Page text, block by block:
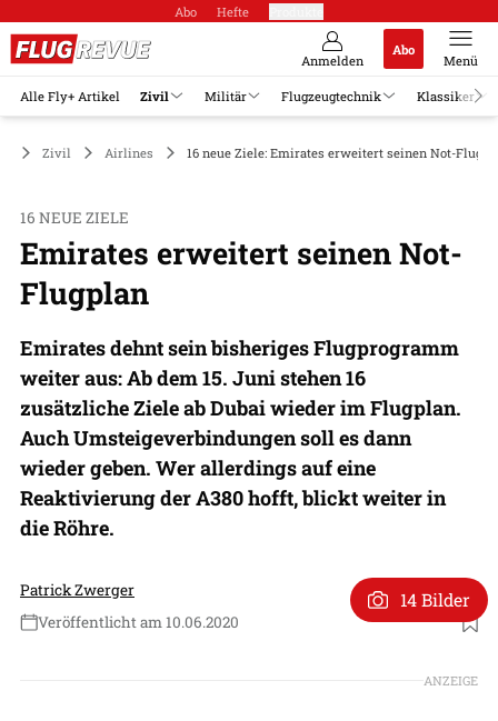
Abo Hefte
Anmelden
Abo
Menü
Alle Fly+ Artikel Zivil Militär Flugzeugtechnik Klassiker
Zivil Airlines 16 neue Ziele: Emirates erweitert seinen Not-
16 NEUE ZIELE
Emirates erweitert seinen Not-
Flugplan
Emirates dehnt sein bisheriges Flugprogramm
weiter aus: Ab dem 15. Juni stehen 16
zusätzliche Ziele ab Dubai wieder im Flugplan.
Auch Umsteigeverbindungen soll es dann
wieder geben. Wer allerdings auf eine
Reaktivierung der A380 hofft, blickt weiter in
die Röhre.
Patrick Zwerger
Veröffentlicht am 10.06.2020
Foto: Emirates
14 Bilder
ANZEIGE